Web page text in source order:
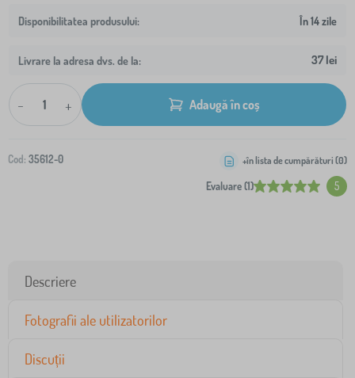
În 14 zile
Livrare la adresa dvs. de la: 37 lei
- + Adaugă în coș
Cod: 35612-0
Evaluare (1) 5
+în lista de cumpărături (0)
Descriere
Fotografii ale utilizatorilor
Discuții